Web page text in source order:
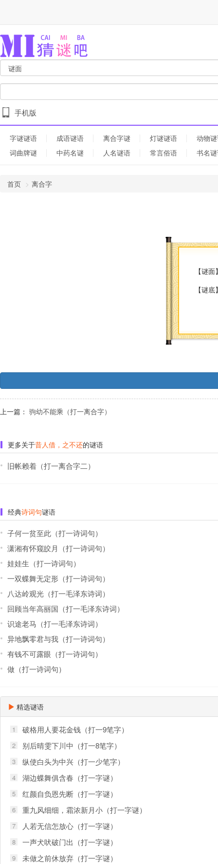
手机版
字谜谜语 成语谜语 离合字谜 灯谜谜语
动物
词曲牌谜
中药名谜 人名谜语 常言俗语 书名
首页 离合字
【谜
【谜底
上一篇： 驹幼不能乘（打一离合字）
更多关于昔人借，之不还的谜语
旧帐赖着（打一离合字二）
经典诗词句谜语
子何一贫至此（打一诗词句）
潇湘有怀窥皎月（打一诗词句）
娃娃生（打一诗词句）
一双蝶舞无定形（打一诗词句）
八达岭观光（打一毛泽东诗词）
回顾当年高丽国（打一毛泽东诗词）
识途老马（打一毛泽东诗词）
异地飘零君与我（打一诗词句）
有钱不可露眼（打一诗词句）
做（打一诗词句）
精选谜语
1 破格用人要花金钱（打一9笔字）
2 别后晴雯下川中（打一8笔字）
3 纵使白头为中兴（打一少笔字）
4 湖边蝶舞俱含春（打一字谜）
5 红颜自负恩先断（打一字谜）
6 重九风细细，霜浓新月小（打一字谜）
7 人若无信怎放心（打一字谜）
8 一声犬吠破门出（打一字谜）
9 未做之前休放弃（打一字谜）